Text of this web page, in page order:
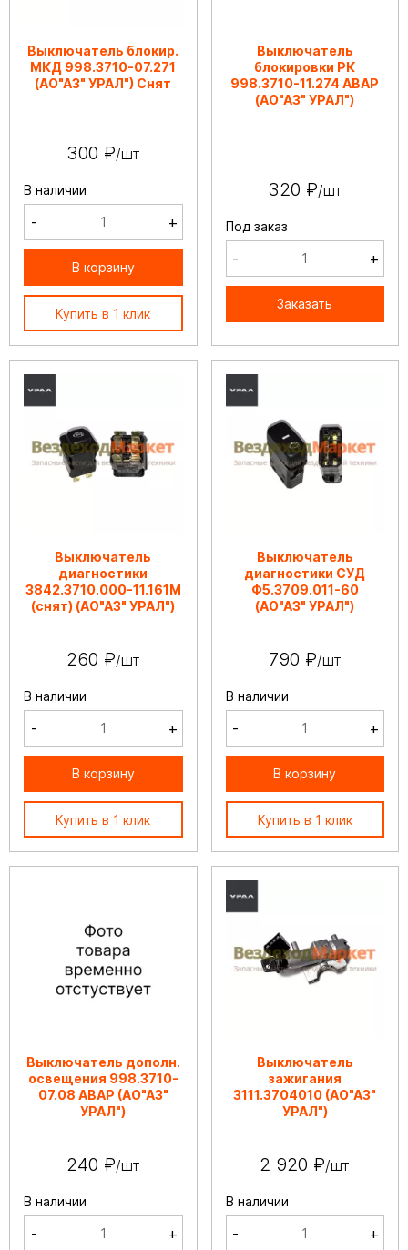
Выключатель блокир.
МКД 998.3710-07.271
(АО"АЗ" УРАЛ") Снят
300 ₽/шт
В наличии
- +
В корзину
Купить в 1 клик
Выключатель
блокировки РК
998.3710-11.274 АВАР
(АО"АЗ" УРАЛ")
320 ₽/шт
Под заказ
- +
Заказать
Выключатель
диагностики
3842.3710.000-11.161М
(снят) (АО"АЗ" УРАЛ")
260 ₽/шт
В наличии
- +
В корзину
Купить в 1 клик
Выключатель
диагностики СУД
Ф5.3709.011-60
(АО"АЗ" УРАЛ")
790 ₽/шт
В наличии
- +
В корзину
Купить в 1 клик
Выключатель дополн.
освещения 998.3710-
07.08 АВАР (АО"АЗ"
УРАЛ")
240 ₽/шт
В наличии
- +
Выключатель
зажигания
3111.3704010 (АО"АЗ"
УРАЛ")
2 920 ₽/шт
В наличии
- +